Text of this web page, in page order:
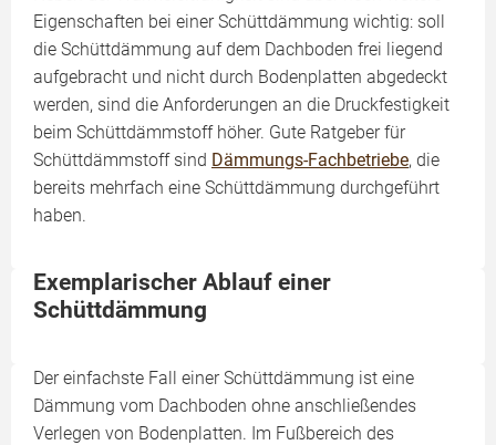
Eigenschaften bei einer Schüttdämmung wichtig: soll
die Schüttdämmung auf dem Dachboden frei liegend
aufgebracht und nicht durch Bodenplatten abgedeckt
werden, sind die Anforderungen an die Druckfestigkeit
beim Schüttdämmstoff höher. Gute Ratgeber für
Schüttdämmstoff sind Dämmungs-Fachbetriebe, die
bereits mehrfach eine Schüttdämmung durchgeführt
haben.
Exemplarischer Ablauf einer
Schüttdämmung
Der einfachste Fall einer Schüttdämmung ist eine
Dämmung vom Dachboden ohne anschließendes
Verlegen von Bodenplatten. Im Fußbereich des